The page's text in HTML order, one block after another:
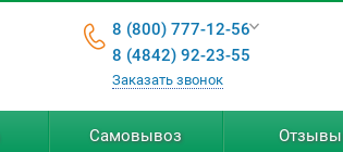
8 (800) 777-12-56
8 (4842) 92-23-55
Заказать звонок
Самовывоз Отзывы